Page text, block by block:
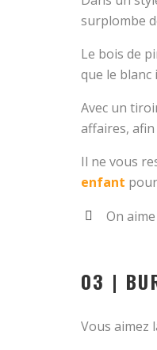
surplombe
Le bois de
que le blanc
Avec un
affaires,
Il ne vous
enfant
On
03 |
Vous aimez